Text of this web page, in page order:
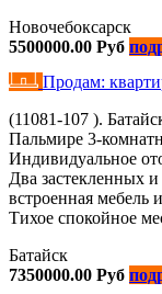
Новочебоксарск
5500000.00 Руб
Продам:
(11081-107 ).
Пальмире 3-
Индивидуальное
Два застекленных
встроенная мебель
Тихое спокойное
Батайск
7350000.00 Руб